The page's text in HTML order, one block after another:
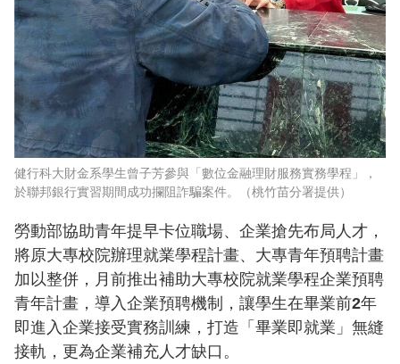
健行科大財金系學生曾子芳參與「數位金融理財服務實務學程」，
於聯邦銀行實習期間成功攔阻詐騙案件。（桃竹苗分署提供）
勞動部協助青年提早卡位職場、企業搶先布局人才，
將原大專校院辦理就業學程計畫、大專青年預聘計畫
加以整併，月前推出補助大專校院就業學程企業預聘
青年計畫，導入企業預聘機制，讓學生在畢業前2年
即進入企業接受實務訓練，打造「畢業即就業」無縫
接軌，更為企業補充人才缺口。